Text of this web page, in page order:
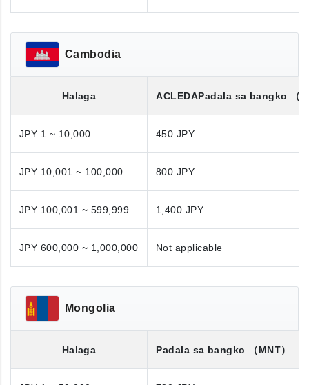
Cambodia
Halaga ACLEDAPadala sa bangko （
JPY 1 ~ 10,000 450 JPY
JPY 10,001 ~ 100,000 800 JPY
JPY 100,001 ~ 599,999 1,400 JPY
JPY 600,000 ~ 1,000,000 Not applicable
Mongolia
Halaga Padala sa bangko （MNT）